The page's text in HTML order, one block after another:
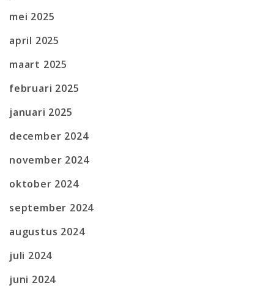
mei 2025
april 2025
maart 2025
februari 2025
januari 2025
december 2024
november 2024
oktober 2024
september 2024
augustus 2024
juli 2024
juni 2024